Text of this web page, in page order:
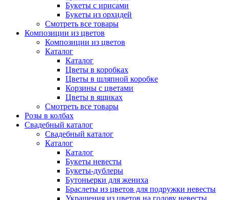
Букеты с ирисами
Букеты из орхидей
Смотреть все товары
Композиции из цветов
Композиции из цветов
Каталог
Каталог
Цветы в коробках
Цветы в шляпной коробке
Корзины с цветами
Цветы в ящиках
Смотреть все товары
Розы в колбах
Свадебный каталог
Свадебный каталог
Каталог
Каталог
Букеты невесты
Букеты-дублеры
Бутоньерки для жениха
Браслеты из цветов для подружки невесты